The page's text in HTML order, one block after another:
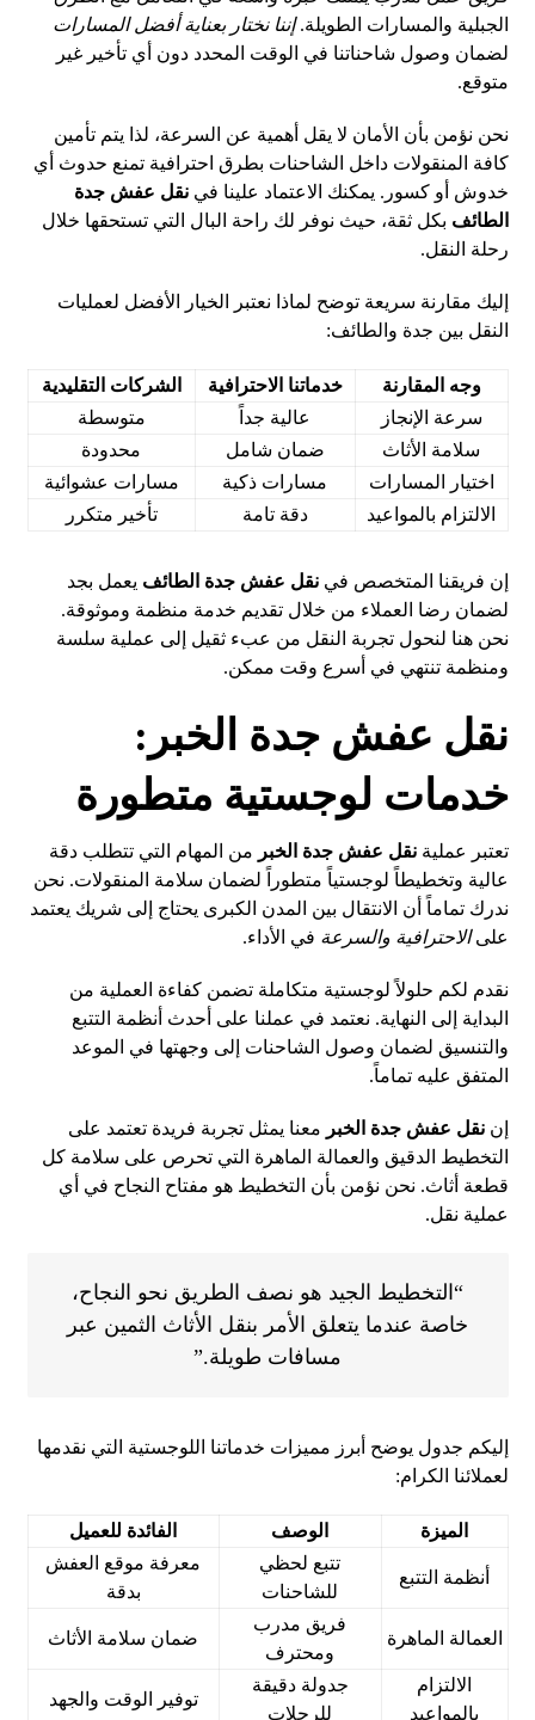
الجبلية والمسارات الطويلة.إننا نختار بعناية أفضل المسارات
لضمان وصول شاحناتنا في الوقت المحدد دون أي تأخير غير
متوقع.
نحن نؤمن بأن الأمان لا يقل أهمية عن السرعة، لذا يتم تأمين
كافة المنقولات داخل الشاحنات بطرق احترافية تمنع حدوث أي
خدوش أو كسور. يمكنك الاعتماد علينا فينقل عفش جدة
الطائف بكل ثقة، حيث نوفر لك راحة البال التي تستحقها خلال
رحلة النقل.
إليك مقارنة سريعة توضح لماذا نعتبر الخيار الأفضل لعمليات
النقل بين جدة والطائف:
وجه المقارنة خدماتنا الاحترافية
الشركات التقليدية
سرعة الإنجاز
عالية جداً
متوسطة
سلامة الأثاث
ضمان شامل
محدودة
اختيار المسارات
مسارات ذكية
مسارات عشوائية
الالتزام بالمواعيد
دقة تامة تأخير متكرر
إن فريقنا المتخصص فينقل عفش جدة الطائف يعمل بجد
لضمان رضا العملاء من خلال تقديم خدمة منظمة وموثوقة.
نحن هنا لنحول تجربة النقل من عبء ثقيل إلى عملية سلسة
ومنظمة تنتهي في أسرع وقت ممكن.
نقل عفش جدة الخبر:
خدمات لوجستية متطورة
تعتبر عمليةنقل عفش جدة الخبر من المهام التي تتطلب دقة
عالية وتخطيطاً لوجستياً متطوراً لضمان سلامة المنقولات. نحن
ندرك تماماً أن الانتقال بين المدن الكبرى يحتاج إلى شريك يعتمد
علىالاحترافية والسرعة في الأداء.
نقدم لكم حلولاً لوجستية متكاملة تضمن كفاءة العملية من
البداية إلى النهاية. نعتمد في عملنا على أحدث أنظمة التتبع
والتنسيق لضمان وصول الشاحنات إلى وجهتها في الموعد
المتفق عليه تماماً.
إننقل عفش جدة الخبر معنا يمثل تجربة فريدة تعتمد على
التخطيط الدقيق والعمالة الماهرة التي تحرص على سلامة كل
قطعة أثاث. نحن نؤمن بأن التخطيط هو مفتاح النجاح في أي
عملية نقل.
“التخطيط الجيد هو نصف الطريق نحو النجاح،
خاصة عندما يتعلق الأمر بنقل الأثاث الثمين عبر
مسافات طويلة.”
إليكم جدول يوضح أبرز مميزات خدماتنا اللوجستية التي نقدمها
لعملائنا الكرام:
الميزة الوصف الفائدة للعميل
أنظمة التتبع
تتبع لحظي
للشاحنات
معرفة موقع العفش
بدقة
العمالة الماهرة
فريق مدرب
ومحترف
ضمان سلامة الأثاث
الالتزام
بالمواعيد
جدولة دقيقة
للرحلات
توفير الوقت والجهد